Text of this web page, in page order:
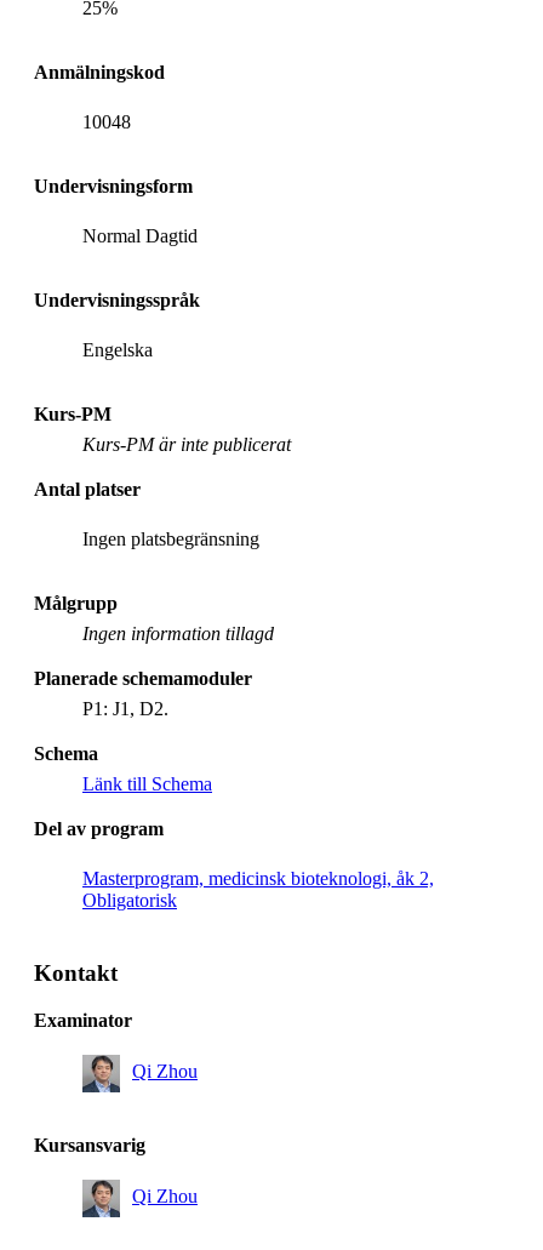
25%
Anmälningskod
10048
Undervisningsform
Normal Dagtid
Undervisningsspråk
Engelska
Kurs-PM
Kurs-PM är inte publicerat
Antal platser
Ingen platsbegränsning
Målgrupp
Ingen information tillagd
Planerade schemamoduler
P1: J1, D2.
Schema
Länk till Schema
Del av program
Masterprogram, medicinsk bioteknologi, åk 2,
Obligatorisk
Kontakt
Examinator
Qi Zhou
Kursansvarig
Qi Zhou